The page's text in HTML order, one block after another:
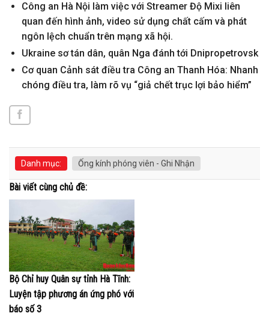
Công an Hà Nội làm việc với Streamer Độ Mixi liên
quan đến hình ảnh, video sử dụng chất cấm và phát
ngôn lệch chuẩn trên mạng xã hội.
Ukraine sơ tán dân, quân Nga đánh tới Dnipropetrovsk
Cơ quan Cảnh sát điều tra Công an Thanh Hóa: Nhanh
chóng điều tra, làm rõ vụ “giả chết trục lợi bảo hiểm”
Danh mục: Ống kính phóng viên - Ghi Nhận
Bài viết cùng chủ đề:
Bộ Chỉ huy Quân sự tỉnh Hà Tĩnh:
Luyện tập phương án ứng phó với
báo số 3